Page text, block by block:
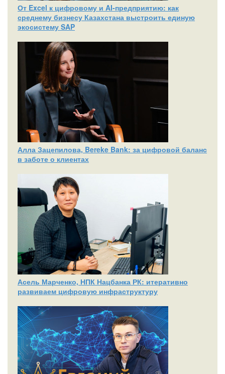
От Excel к цифровому и AI‑предприятию: как
среднему бизнесу Казахстана выстроить единую
экосистему SAP
Алла Зацепилова, Bereke Bank: за цифровой баланс
в заботе о клиентах
Асель Марченко, НПК Нацбанка РК: итеративно
развиваем цифровую инфраструктуру